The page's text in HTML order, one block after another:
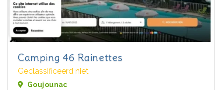
Camping 46 Rainettes
Geclassificeerd niet
Goujounac